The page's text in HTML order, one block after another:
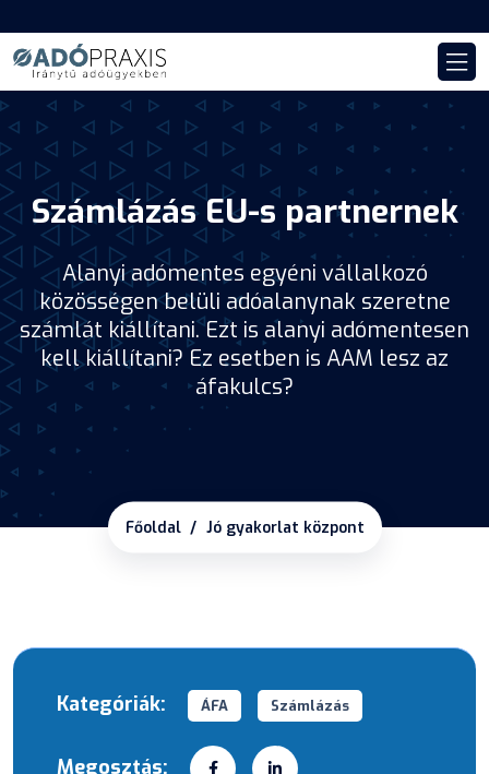
Számlázás EU-s partnernek
Alanyi adómentes egyéni vállalkozó
közösségen belüli adóalanynak szeretne
számlát kiállítani. Ezt is alanyi adómentesen
kell kiállítani? Ez esetben is AAM lesz az
áfakulcs?
Főoldal Jó gyakorlat központ
Kategóriák: ÁFA Számlázás
Megosztás: